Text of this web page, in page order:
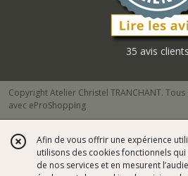
35 avis clients
Copyright Atelier Christel TRANCHANT.
avec eProShopping
Afin de vous offrir une expérience
utilisons des cookies fonctionnels
de nos services et en mesurent